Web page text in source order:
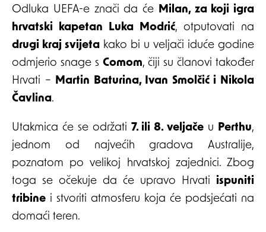
Odluka UEFA-e znači da će
Milan, za koji igra
hrvatski kapetan Luka Modrić, otputovati na
drugi kraj svijeta kako bi u veljači iduće godine
odmjerio snage s Comom, čiji su članovi također
Hrvati –
Martin Baturina, Ivan Smolčić i Nikola
Čavlina.
Utakmica će se održati 7. ili 8. veljače u Perthu,
jednom od najvećih gradova Australije,
poznatom po velikoj hrvatskoj zajednici. Zbog
toga se očekuje da će upravo Hrvati ispuniti
tribine i stvoriti atmosferu koja će podsjećati na
domaći teren.